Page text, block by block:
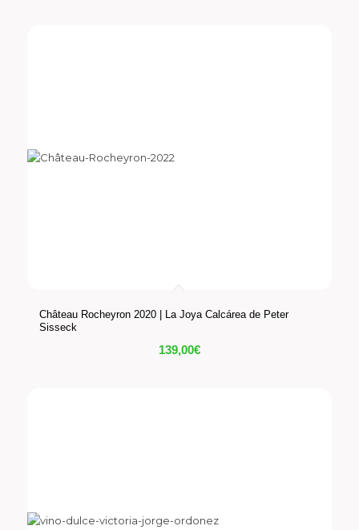
Château Rocheyron 2020 | La Joya Calcárea de Peter
Sisseck
139,00€